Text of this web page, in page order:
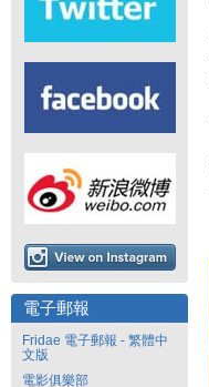
電子郵報
Fridae 電子郵報 - 繁體中
文版
電影俱樂部